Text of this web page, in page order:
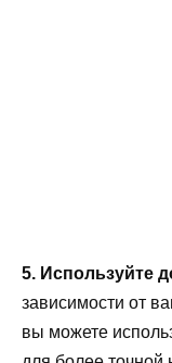
5. Используйте
зависимости от
вы можете